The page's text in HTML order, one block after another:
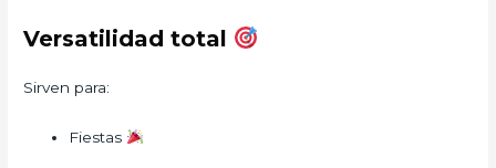
Versatilidad total
Sirven para:
Fiestas